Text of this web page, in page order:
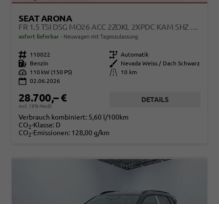
SEAT ARONA
FR 1.5 TSI DSG MO26 ACC 2ZOKL 2XPDC KAM SHZ FULL LINK
sofort lieferbar Neuwagen mit Tageszulassung
Fahrzeugnr. 110022 Getriebe Automatik
Kraftstoff
Benzin Außenfarbe
Nevada Weiss / Dach Schwarz
Leistung
110 kW (150 PS) Kilometerstand
10 km
02.06.2026
28.700,– €
incl. 19% MwSt.
DETAILS
Verbrauch kombiniert: 5,60 l/100km
CO2-Klasse: D
CO2-Emissionen: 128,00 g/km